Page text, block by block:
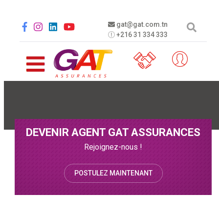
gat@gat.com.tn
+216 31 334 333
Social menu
DEVENIR AGENT GAT ASSURANCES
Rejoignez-nous !
POSTULEZ MAINTENANT